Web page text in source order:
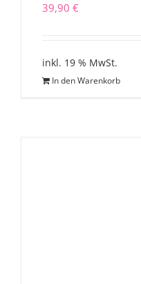
39,90 €
inkl. 19 % MwSt.
In den Warenkorb